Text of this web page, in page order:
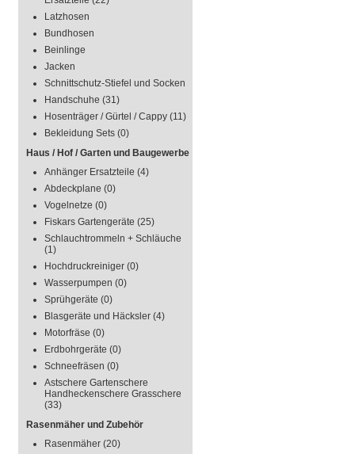
Latzhosen
Bundhosen
Beinlinge
Jacken
Schnittschutz-Stiefel und Socken
Handschuhe (31)
Hosenträger / Gürtel / Cappy (11)
Bekleidung Sets (0)
Haus / Hof / Garten und Baugewerbe
Anhänger Ersatzteile (4)
Abdeckplane (0)
Vogelnetze (0)
Fiskars Gartengeräte (25)
Schlauchtrommeln + Schläuche
(1)
Hochdruckreiniger (0)
Wasserpumpen (0)
Sprühgeräte (0)
Blasgeräte und Häcksler (4)
Motorfräse (0)
Erdbohrgeräte (0)
Schneefräsen (0)
Astschere Gartenschere
Handheckenschere Grasschere
(33)
Rasenmäher und Zubehör
Rasenmäher (20)